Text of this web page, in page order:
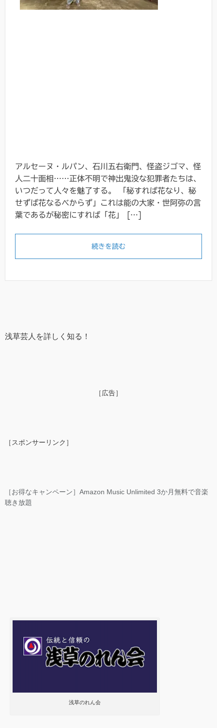
アルセーヌ・ルパン、石川五右衛門、怪盗ジゴマ、怪
人二十面相……正体不明で神出鬼没な犯罪者たちは、
いつだって人々を魅了する。 「秘すれば花なり、秘
せずば花なるべからず」これは能の大家・世阿弥の言
葉であるが秘密にすれば「花」 […]
続きを読む
浅草芸人を詳しく知る！
［広告］
［スポンサーリンク］
［お得なキャンペーン］Amazon Music Unlimited 3か月無料で音楽
聴き放題
浅草のれん会